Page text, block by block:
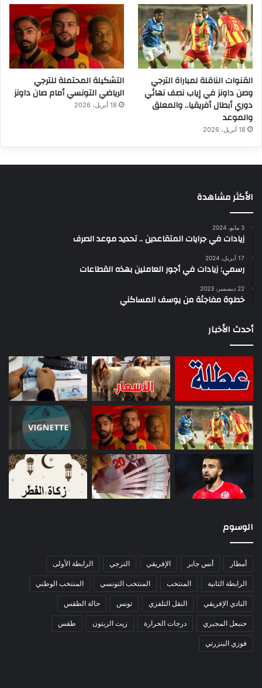
القنوات الناقلة لمباراة الترجي
وصن داونز في إياب نصف نهائي
دوري أبطال أفريقيا.. والمعلق
والموعد
18 أبريل، 2026
التشكيلة المحتملة للترجي
الرياضي التونسي أمام صان داونز
18 أبريل، 2026
الأكثر مشاهدة
3 مايو، 2024
زيادات في جرايات المتقاعدين .. تحديد موعد الصرف
17 أبريل، 2024
رسمي: زيادات في أجور العاملين بهذه القطاعات
22 ديسمبر، 2023
خطوة مفاجئة من يوسف المساكني
أحدث الأخبار
الوسوم
أمطار أنس جابر الإفريقي الترجي الرابطة الأولى
الرابطة الثانية المنتخب المنتخب التونسي المنتخب الوطني
النادي الإفريقي النقل التلفزي تونس حالة الطقس
حنبعل المجبري درجات الحرارة زيت الزيتون طقس
فوزي البنزرتي